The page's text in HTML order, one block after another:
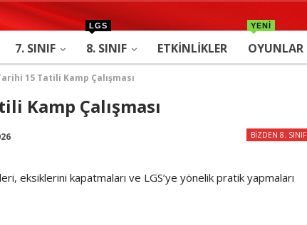
7. SINIF 8. SINIF
LGS
ETKINLIKLER OYUNLAR
YENİ
15 Tatili Kamp Çalışması
Kamp Çalışması
BIZDEN 8. SINIF
eksiklerini kapatmaları ve LGS’ye yönelik pratik yapmaları